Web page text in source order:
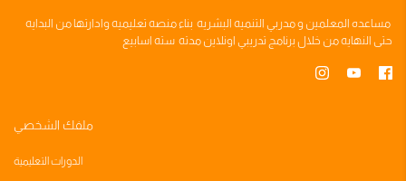
مساعده المعلمين ومدربي التنميه البشريه بناءمنصه تعليميه وادارتها من البدايه
حتى النهايه من خلال برنامج تدريبي اونلاين مدته سته اسابيع
ملفك الشخصي
الدورات التعليمية